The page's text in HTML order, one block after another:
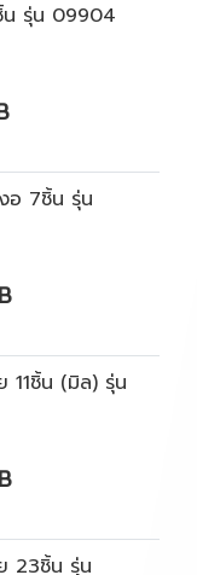
น รุ่น 09904
อ 7ชิ้น รุ่น
11ชิ้น (มิล) รุ่น
23ชิ้น รุ่น